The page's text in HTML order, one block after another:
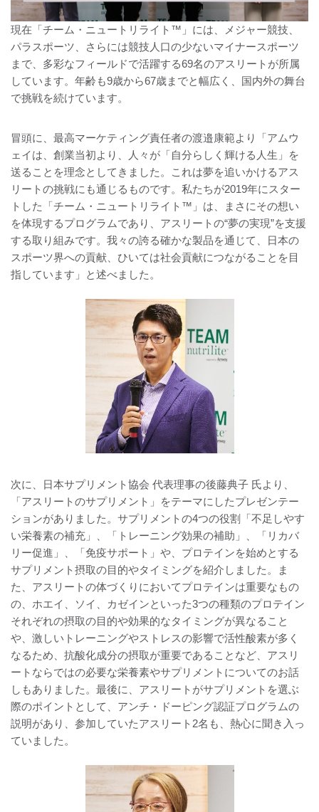
現在「チーム・ニュートリライト™」には、メジャー競技、
パラスポーツ、さらには競技人口の少ないマイナースポーツ
まで、多彩なフィールドで活躍する69名のアスリートが所属
しています。年齢も9歳から67歳までと幅広く、国内外の舞台
で挑戦を続けています。
冒頭に、最高マーケティング責任者の渡邉康範より「アムウ
ェイは、創業当初より、人々が「自分らしく輝ける人生」を
送ることを理念としてきました。これは夢を追いかけるアス
リートの挑戦にも通じるものです。私たちが2019年にスター
トした「チーム・ニュートリライト™」は、まさにその想い
を体現するプログラムであり、アスリートの“夢の実現”を支援
する取り組みです。我々の誇る確かな製品を通じて、日本の
スポーツ界への貢献、ひいては社会貢献につながることを目
指しています」と述べました。
次に、日本サプリメント協会 代表理事の後藤典子 氏より、
「アスリートのサプリメント」をテーマにしたプレゼンテー
ションがありました。サプリメントの4つの役割「不足しやす
い栄養素の補充」、「トレーニング効果の補助」、「リカバ
リー促進」、「免疫サポート」や、プロテインを始めとする
サプリメント摂取の目的やタイミングを紹介しました。ま
た、アスリートの体づくりにおいてプロテインは重要なもの
の、ホエイ、ソイ、カゼインといった3つの種類のプロテイン
それぞれの摂取の目的や効果的なタイミングが異なること
や、激しいトレーニングやストレスの影響で活性酸素が多く
なるため、抗酸化成分の摂取が重要であることなど、アスリ
ートならではの必要な栄養素やサプリメントについてのお話
しもありました。最後に、アスリートがサプリメントを選ぶ
際のポイントとして、アンチ・ドーピング認証プログラムの
説明があり、参加していたアスリート2名も、熱心に聞き入っ
ていました。